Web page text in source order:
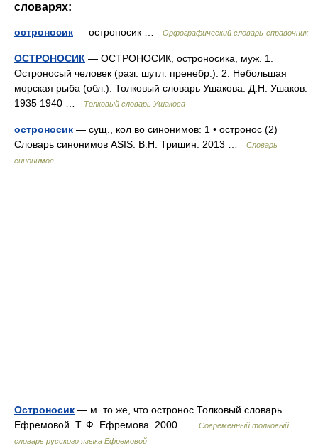
словарях:
остроносик — остроносик … Орфографический словарь-справочник
ОСТРОНОСИК — ОСТРОНОСИК, остроносика, муж. 1.
Остроносый человек (разг. шутл. пренебр.). 2. Небольшая
морская рыба (обл.). Толковый словарь Ушакова. Д.Н. Ушаков.
1935 1940 …
Толковый словарь Ушакова
остроносик — сущ., кол во синонимов: 1 • остронос (2)
Словарь синонимов ASIS. В.Н. Тришин. 2013 …
Словарь
синонимов
Остроносик — м. то же, что остронос Толковый словарь
Ефремовой. Т. Ф. Ефремова. 2000 …
Современный толковый
словарь русского языка Ефремовой